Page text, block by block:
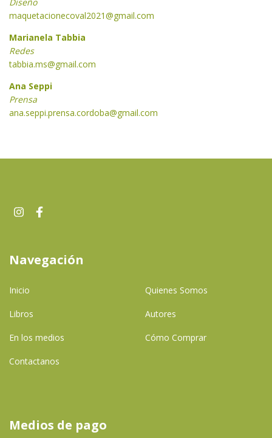
maquetacionecoval2021@gmail.com
Marianela Tabbia
Redes
tabbia.ms@gmail.com
Ana Seppi
Prensa
ana.seppi.prensa.cordoba@gmail.com
Navegación
Inicio Quienes Somos
Libros Autores
En los medios Cómo Comprar
Contactanos
Medios de pago